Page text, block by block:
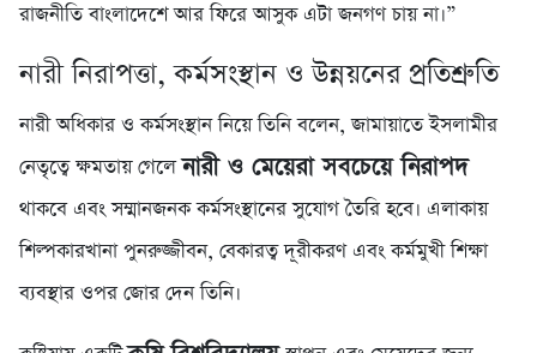
রাজনীতি বাংলাদেশে আর ফিরে আসুক এটা জনগণ চায় না।”
নারী নিরাপত্তা, কর্মসংস্থান ও উন্নয়নের প্রতিশ্রুতি
নারী অধিকার ও কর্মসংস্থান নিয়ে তিনি বলেন, জামায়াতে ইসলামীর
নেতৃত্বে ক্ষমতায় গেলেনারী ও মেয়েরা সবচেয়ে নিরাপদ
থাকবে এবং সম্মানজনক কর্মসংস্থানের সুযোগ তৈরি হবে। এলাকায়
শিল্পকারখানা পুনরুজ্জীবন, বেকারত্ব দূরীকরণ এবং কর্মমুখী শিক্ষা
ব্যবস্থার ওপর জোর দেন তিনি।